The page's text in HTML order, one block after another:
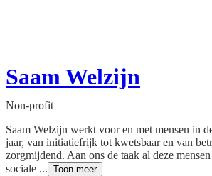
Saam Welzijn
Non-profit
Saam Welzijn werkt voor en met mensen in
jaar, van initiatiefrijk tot kwetsbaar en van
zorgmijdend. Aan ons de taak al deze
sociale ... Toon meer